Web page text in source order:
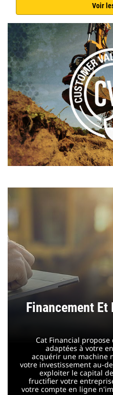
Voir
Financement
Cat Financial
adaptées à votre
acquérir une machine
votre investissement au-
exploiter le capital
fructifier votre
votre compte en ligne